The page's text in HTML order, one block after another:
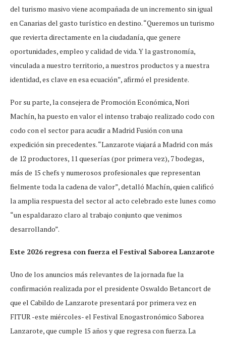
del turismo masivo viene acompañada de un incremento sin igual
en Canarias del gasto turístico en destino. “Queremos un turismo
que revierta directamente en la ciudadanía, que genere
oportunidades, empleo y calidad de vida. Y la gastronomía,
vinculada a nuestro territorio, a nuestros productos y a nuestra
identidad, es clave en esa ecuación”, afirmó el presidente.
Por su parte, la consejera de Promoción Económica, Nori
Machín, ha puesto en valor el intenso trabajo realizado codo con
codo con el sector para acudir a Madrid Fusión con una
expedición sin precedentes. “Lanzarote viajará a Madrid con más
de 12 productores, 11 queserías (por primera vez), 7 bodegas,
más de 15 chefs y numerosos profesionales que representan
fielmente toda la cadena de valor”, detalló Machín, quien calificó
la amplia respuesta del sector al acto celebrado este lunes como
“un espaldarazo claro al trabajo conjunto que venimos
desarrollando”.
Este 2026 regresa con fuerza el Festival Saborea Lanzarote
Uno de los anuncios más relevantes de la jornada fue la
confirmación realizada por el presidente Oswaldo Betancort de
que el Cabildo de Lanzarote presentará por primera vez en
FITUR -este miércoles- el Festival Enogastronómico Saborea
Lanzarote, que cumple 15 años y que regresa con fuerza. La